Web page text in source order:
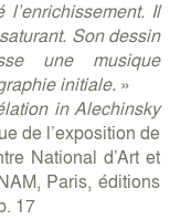
Il
Son dessin
une musique
initiale. »
in Alechinsky
de l’exposition de
National d’Art et
Paris, éditions
17